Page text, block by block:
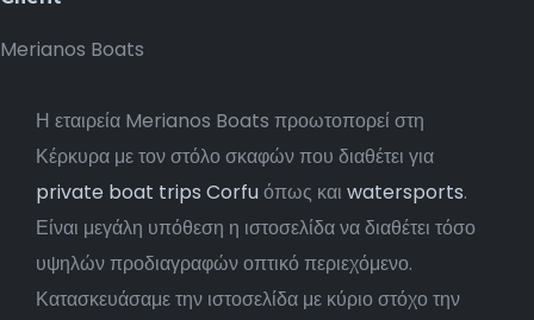
Merianos Boats
Η εταιρεία Merianos Boats προωτοπορεί στη
Κέρκυρα με τον στόλο σκαφών που διαθέτει για
private boat trips Corfuόπως και watersports.
Είναι μεγάλη υπόθεση η ιστοσελίδα να διαθέτει τόσο
υψηλών προδιαγραφών οπτικό περιεχόμενο.
Κατασκευάσαμε την ιστοσελίδα με κύριο στόχο την